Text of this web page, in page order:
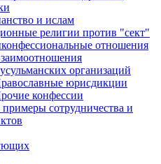
и ислам
религии против "сект"
отношения
организаций
юрисдикции
конфессии
сотрудничества и